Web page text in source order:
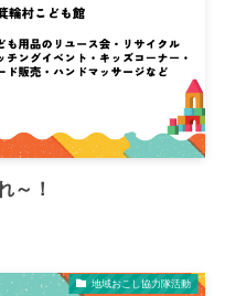
～！
地域おこし協力隊活動